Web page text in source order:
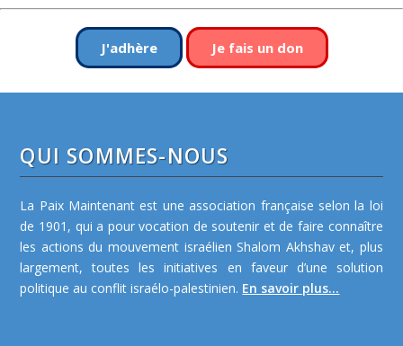
J'adhère Je fais un don
QUI SOMMES-NOUS
La Paix Maintenant est une association française selon la loi
de 1901, qui a pour vocation de soutenir et de faire connaître
les actions du mouvement israélien Shalom Akhshav et, plus
largement, toutes les initiatives en faveur d’une solution
politique au conflit israélo-palestinien. En savoir plus...